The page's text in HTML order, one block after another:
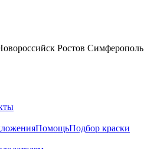
Ростов Симферополь
ПомощьПодбор краски